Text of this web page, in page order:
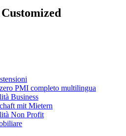
PMI completo multilingua
Business
mit Mietern
Non Profit